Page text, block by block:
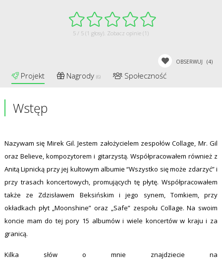
5 / 5 (1 głosy). Zobacz opinie (1)
OBSERWUJ (4)
Projekt Nagrody(6) Społeczność
Wstęp
Nazywam się Mirek Gil. Jestem założycielem zespołów Collage, Mr. Gil
oraz Believe, kompozytorem i gitarzystą. Współpracowałem również z
Anitą Lipnicką przy jej kultowym albumie “Wszystko się może zdarzyć” i
przy trasach koncertowych, promujących tę płytę. Współpracowałem
także ze Zdzisławem Beksińskim i jego synem, Tomkiem, przy
okładkach płyt „Moonshine” oraz „Safe” zespołu Collage. Na swoim
koncie mam do tej pory 15 albumów i wiele koncertów w kraju i za
granicą.
Kilka słów o mnie znajdziecie na